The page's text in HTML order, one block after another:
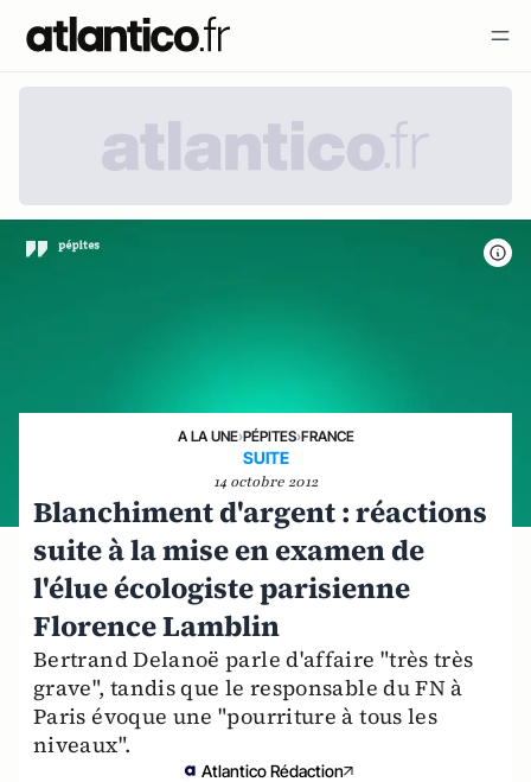
A LA UNE›PÉPITES›FRANCE
SUITE
14 octobre 2012
Blanchiment d'argent : réactions
suite à la mise en examen de
l'élue écologiste parisienne
Florence Lamblin
Bertrand Delanoë parle d'affaire "très très
grave", tandis que le responsable du FN à
Paris évoque une "pourriture à tous les
niveaux".
Atlantico Rédaction